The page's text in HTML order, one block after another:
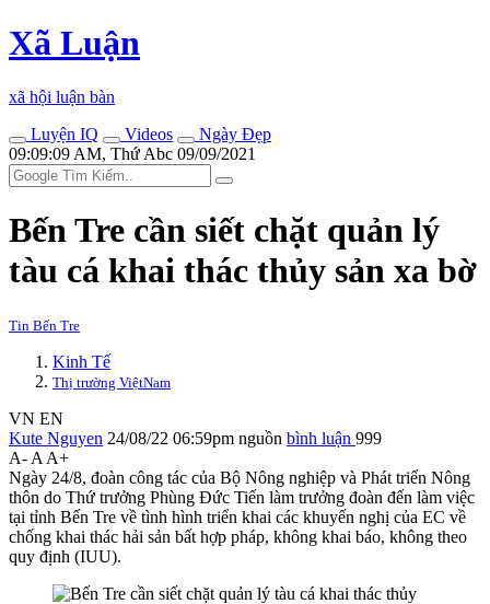
Xã Luận
xã hội luận bàn
Luyện IQ
Videos
Ngày Đẹp
09:09:09 AM, Thứ Abc 09/09/2021
Bến Tre cần siết chặt quản lý
tàu cá khai thác thủy sản xa bờ
Tin Bến Tre
Kinh Tế
Thị trường ViệtNam
VN EN
Kute Nguyen 24/08/22 06:59pm nguồn bình luận 999
A- A A+
Ngày 24/8, đoàn công tác của Bộ Nông nghiệp và Phát triển Nông
thôn do Thứ trưởng Phùng Đức Tiến làm trưởng đoàn đến làm việc
tại tỉnh Bến Tre về tình hình triển khai các khuyến nghị của EC về
chống khai thác hải sản bất hợp pháp, không khai báo, không theo
quy định (IUU).